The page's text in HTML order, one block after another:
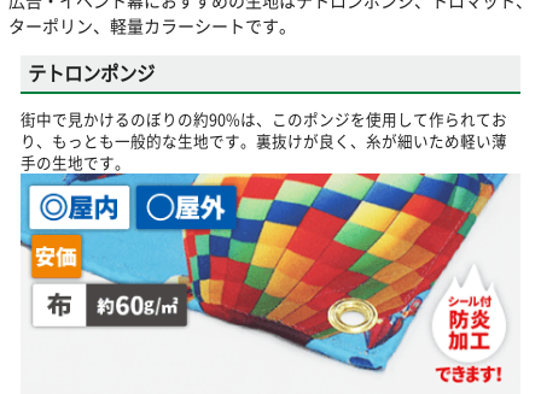
ターポリン、軽量カラーシートです。
テトロンポンジ
街中で見かけるのぼりの約90%は、このポンジを使用して作られてお
り、もっとも一般的な生地です。裏抜けが良く、糸が細いため軽い薄
手の生地です。